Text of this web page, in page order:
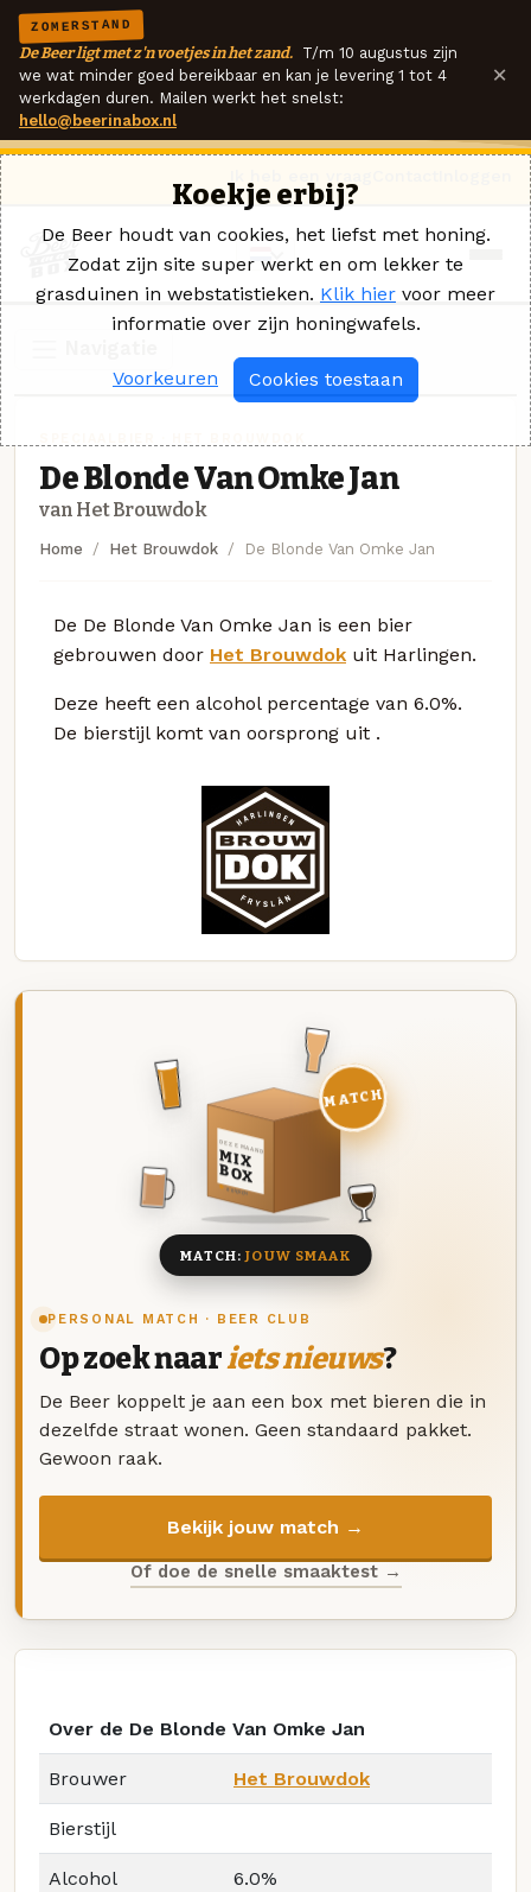
ZOMERSTAND
De Beer ligt met z'n voetjes in het zand. T/m 10 augustus zijn
we wat minder goed bereikbaar en kan je levering 1 tot 4
werkdagen duren. Mailen werkt het snelst:
hello@beerinabox.nl
×
De Blonde Van Omke Jan
van Het Brouwdok
Home Het Brouwdok De Blonde Van Omke Jan
De De Blonde Van Omke Jan is een bier
gebrouwen door Het Brouwdok uit Harlingen.
Deze heeft een alcohol percentage van 6.0%.
De bierstijl komt van oorsprong uit .
PERSONAL MATCH · BEER CLUB
Op zoek naariets nieuws?
De Beer koppelt je aan een box met bieren die in
dezelfde straat wonen. Geen standaard pakket.
Gewoon raak.
Bekijk jouw match →
Of doe de snelle smaaktest →
DEZE MAAND
MIX
BOX
8 BIEREN
MATCH
MATCH:JOUW SMAAK
Over de De Blonde Van Omke Jan
Brouwer Het Brouwdok
Bierstijl
Alcohol 6.0%
Koekje erbij?
De Beer houdt van cookies, het liefst met honing.
Zodat zijn site super werkt en om lekker te
grasduinen in webstatistieken. Klik hier voor meer
informatie over zijn honingwafels.
Voorkeuren Cookies toestaan